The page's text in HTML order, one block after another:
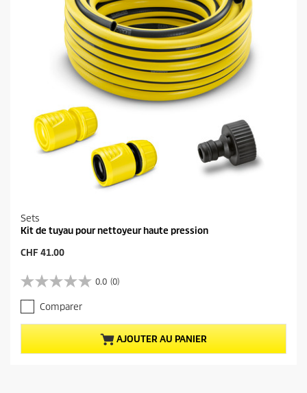
Sets
Kit de tuyau pour nettoyeur haute pression
P
i
x
a
c
t
u
e
CHF 41.00
0.0 (0)
0
.
0
s
u
r
Comparer
AJOUTER AU PANIER